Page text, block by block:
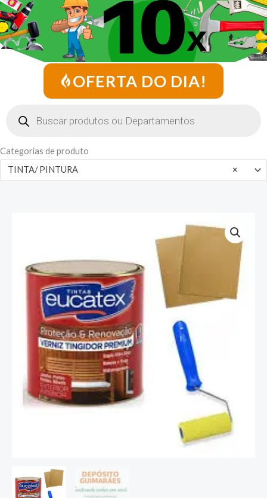
OFERTA DO DIA!
Categorias de produto
×
TINTA/ PINTURA